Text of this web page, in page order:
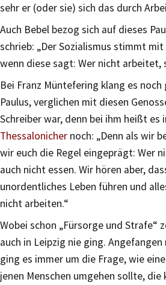
sehr er (oder sie) sich das durch
Auch Bebel bezog sich auf dieses
schrieb: „Der Sozialismus stimmt
wenn diese sagt: Wer nicht arbeitet,
Bei Franz Müntefering klang es
Paulus, verglichen mit diesen
Schreiber war, denn bei ihm heißt es
Thessalonicher noch: „Denn als wir
wir euch die Regel eingeprägt: Wer
auch nicht essen. Wir hören aber,
unordentliches Leben führen und
nicht arbeiten.“
Wobei schon „Fürsorge und Strafe“
auch in Leipzig nie ging.
ging es immer um die Frage, wie
jenen Menschen umgehen sollte,